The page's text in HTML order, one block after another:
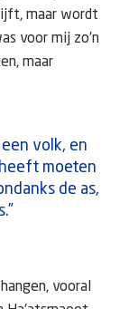
maar wordt
voor mij zo’n
maar
volk, en
moeten
de as,
vooral